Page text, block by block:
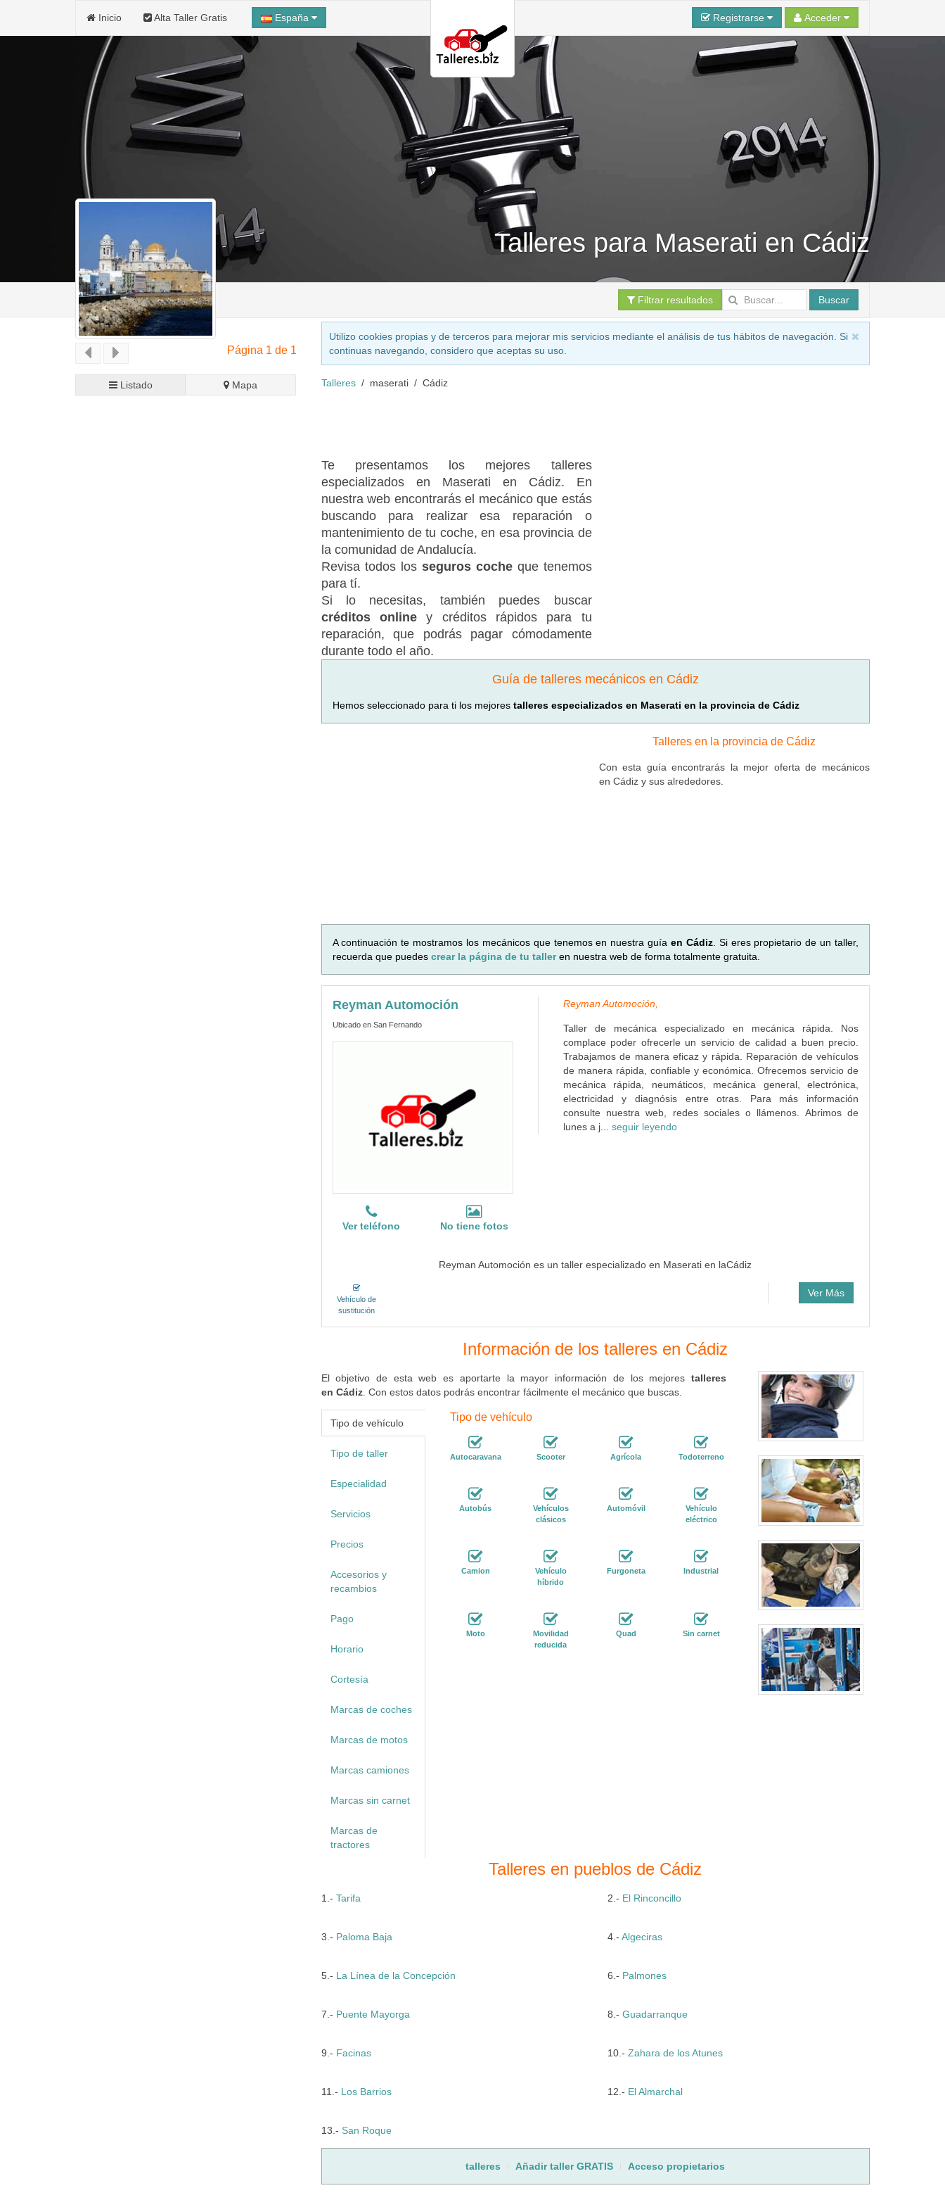
Inicio Alta Taller Gratis España Registrarse Acceder
Talleres para Maserati en Cádiz
Filtrar resultados Buscar
Página 1 de 1
Listado Mapa
Utilizo cookies propias y de terceros para mejorar mis servicios mediante el análisis de tus hábitos de navegación. Si
continuas navegando, considero que aceptas su uso.
Talleres maserati Cádiz
Te presentamos los mejores talleres
especializados en Maserati en Cádiz. En
nuestra web encontrarás el mecánico que estás
buscando para realizar esa reparación o
mantenimiento de tu coche, en esa provincia de
la comunidad de Andalucía.
Revisa todos los seguros cocheque tenemos
para tí.
Si lo necesitas, también puedes buscar
créditos onliney créditos rápidos para tu
reparación, que podrás pagar cómodamente
durante todo el año.
Guía de talleres mecánicos en Cádiz
Hemos seleccionado para ti los mejores talleres especializados en Maserati en la provincia de Cádiz
Talleres en la provincia de Cádiz
Con esta guía encontrarás la mejor oferta de mecánicos
en Cádiz y sus alrededores.
A continuación te mostramos los mecánicos que tenemos en nuestra guía en Cádiz. Si eres propietario de un taller,
recuerda que puedes crear la página de tu talleren nuestra web de forma totalmente gratuita.
Reyman Automoción
Ubicado en San Fernando
Ver teléfono No tiene fotos
Reyman Automoción,
Taller de mecánica especializado en mecánica rápida. Nos
complace poder ofrecerle un servicio de calidad a buen precio.
Trabajamos de manera eficaz y rápida. Reparación de vehículos
de manera rápida, confiable y económica. Ofrecemos servicio de
mecánica rápida, neumáticos, mecánica general, electrónica,
electricidad y diagnósis entre otras. Para más información
consulte nuestra web, redes sociales o llámenos. Abrimos de
lunes a j... seguir leyendo
Reyman Automoción es un taller especializado en Maserati en laCádiz
Vehículo de
sustitución
Ver Más
Información de los talleres en Cádiz
El objetivo de esta web es aportarte la mayor información de los mejorestalleres
en Cádiz. Con estos datos podrás encontrar fácilmente el mecánico que buscas.
Tipo de vehículo
Tipo de taller
Especialidad
Servicios
Precios
Accesorios y
recambios
Pago
Horario
Cortesía
Marcas de coches
Marcas de motos
Marcas camiones
Marcas sin carnet
Marcas de
tractores
Tipo de vehículo
Autocaravana Scooter Agrícola Todoterreno
Autobús
Vehículos
clásicos
Automóvil
Vehículo
eléctrico
Camion
Vehículo
híbrido
Furgoneta Industrial
Moto
Movilidad
reducida
Quad Sin carnet
Talleres en pueblos de Cádiz
1.- Tarifa 2.- El Rinconcillo
3.- Paloma Baja 4.-Algeciras
5.- La Línea de la Concepción 6.- Palmones
7.- Puente Mayorga 8.-Guadarranque
9.- Facinas 10.-Zahara de los Atunes
11.- Los Barrios 12.- El Almarchal
13.- San Roque
talleres Añadir taller GRATIS Acceso propietarios